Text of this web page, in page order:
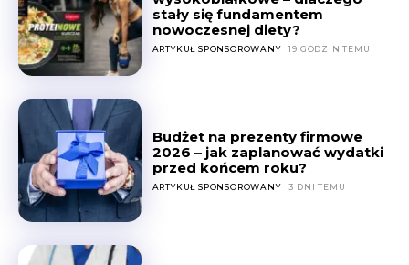
stały się fundamentem
nowoczesnej diety?
ARTYKUŁ SPONSOROWANY 19 GODZIN TEMU
Budżet na prezenty firmowe
2026 – jak zaplanować wydatki
przed końcem roku?
ARTYKUŁ SPONSOROWANY 3 DNI TEMU